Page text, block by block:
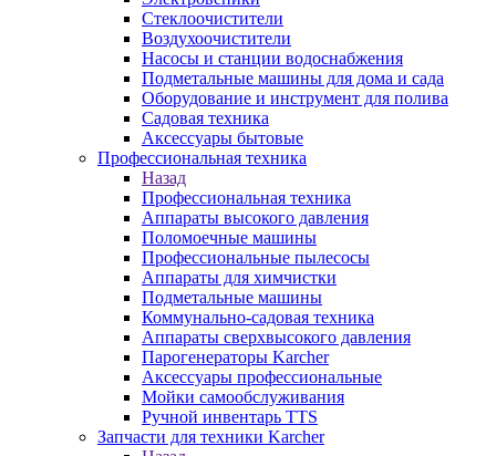
Стеклоочистители
Воздухоочистители
Насосы и станции водоснабжения
Подметальные машины для дома и сада
Оборудование и инструмент для полива
Садовая техника
Аксессуары бытовые
Профессиональная техника
Назад
Профессиональная техника
Аппараты высокого давления
Поломоечные машины
Профессиональные пылесосы
Аппараты для химчистки
Подметальные машины
Коммунально-садовая техника
Аппараты сверхвысокого давления
Парогенераторы Karcher
Аксессуары профессиональные
Мойки самообслуживания
Ручной инвентарь TTS
Запчасти для техники Karcher